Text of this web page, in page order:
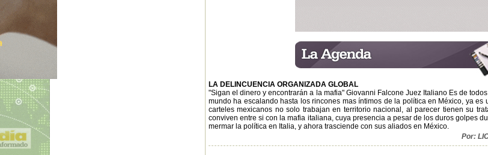
LA DELINCUENCIA ORGANIZADA GLOBAL
"Sigan el dinero y encontrarán a la mafia" Giovanni Falcone Juez Italiano Es de
mundo ha escalando hasta los rincones mas íntimos de la política en México, ya es
carteles mexicanos no solo trabajan en territorio nacional, al parecer tienen su
conviven entre si con la mafia italiana, cuya presencia a pesar de los duros golpes
mermar la política en Italia, y ahora trasciende con sus aliados en México.
Por: